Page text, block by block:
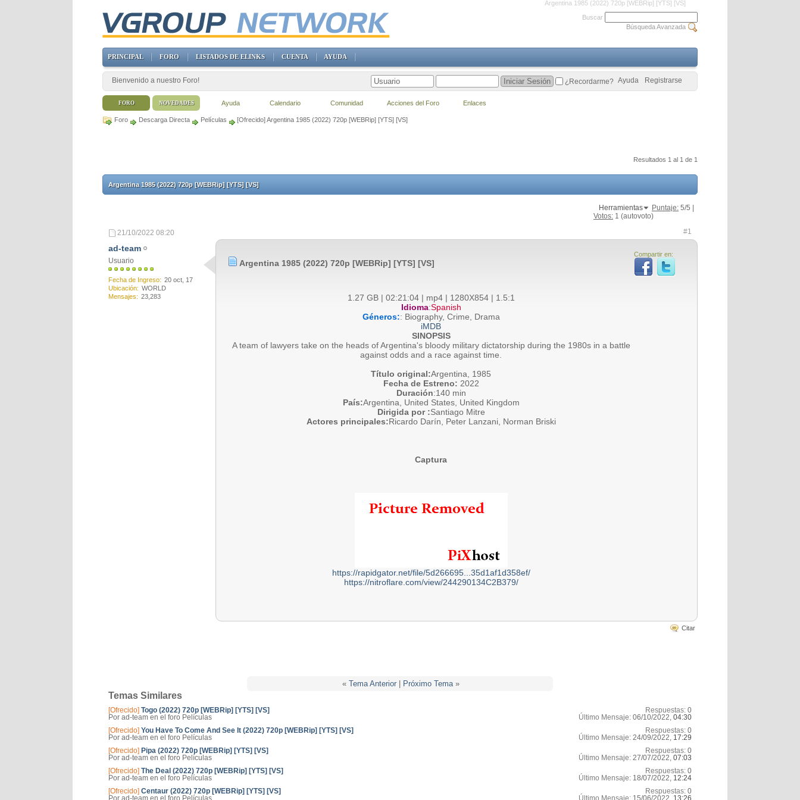
Argentina 1985 (2022) 720p [WEBRip] [YTS] [VS]
Foro Descarga Directa Películas [Ofrecido] Argentina 1985 (2022) 720p [WEBRip] [YTS] [VS]
Resultados 1 al 1 de 1
Argentina 1985 (2022) 720p [WEBRip] [YTS] [VS]
Herramientas Puntaje: 5/5 |
Votos: 1 (autovoto)
21/10/2022 08:20 #1
ad-team
Usuario
Fecha de Ingreso
20 oct, 17
Ubicación
WORLD
Mensajes
23,283
Compartir en:
Argentina 1985 (2022) 720p [WEBRip] [YTS] [VS]
1.27 GB | 02:21:04 | mp4 | 1280X854 | 1.5:1
Idioma:Spanish
Géneros:: Biography, Crime, Drama
iMDB
SINOPSIS
A team of lawyers take on the heads of Argentina's bloody military dictatorship during the 1980s in a battle
against odds and a race against time.
Título original:Argentina, 1985
Fecha de Estreno: 2022
Duración:140 min
País:Argentina, United States, United Kingdom
Dirigida por :Santiago Mitre
Actores principales:Ricardo Darín, Peter Lanzani, Norman Briski
Captura
https://rapidgator.net/file/5d266695...35d1af1d358ef/
https://nitroflare.com/view/244290134C2B379/
Citar
« Tema Anterior| Próximo Tema »
Temas Similares
[Ofrecido] Togo (2022) 720p [WEBRip] [YTS] [VS]
Por ad-team en el foro Películas
Respuestas: 0
Último Mensaje: 06/10/2022, 04:30
[Ofrecido] You Have To Come And See It (2022) 720p [WEBRip] [YTS] [VS]
Por ad-team en el foro Películas
Respuestas: 0
Último Mensaje: 24/09/2022, 17:29
[Ofrecido] Pipa (2022) 720p [WEBRip] [YTS] [VS]
Por ad-team en el foro Películas
Respuestas: 0
Último Mensaje: 27/07/2022, 07:03
[Ofrecido] The Deal (2022) 720p [WEBRip] [YTS] [VS]
Por ad-team en el foro Películas
Respuestas: 0
Último Mensaje: 18/07/2022, 12:24
[Ofrecido] Centaur (2022) 720p [WEBRip] [YTS] [VS]
Por ad-team en el foro Películas
Respuestas: 0
Último Mensaje: 15/06/2022, 13:26
Buscar
Búsqueda Avanzada
PRINCIPAL FORO LISTADOS DE ELINKS CUENTA AYUDA
Bienvenido a nuestro Foro! Registrarse
Ayuda
¿Recordarme?
FORO Ayuda Calendario Comunidad Acciones del Foro Enlaces
NOVEDADES